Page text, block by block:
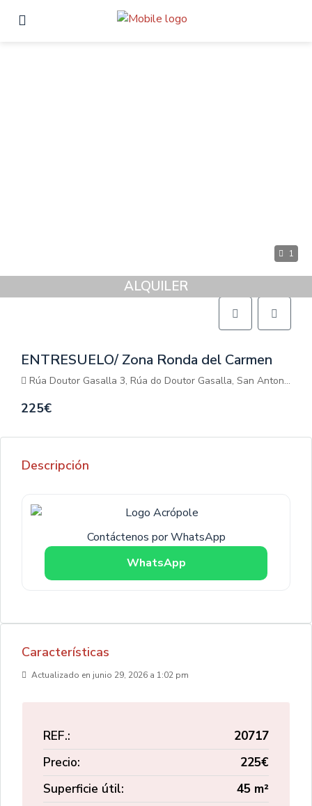
1
ALQUILER
ENTRESUELO/ Zona Ronda del Carmen
Rúa Doutor Gasalla 3, Rúa do Doutor Gasalla, San Antonio, Lugo, Galicia, 27004, España
225€
Descripción
Contáctenos por WhatsApp
WhatsApp
Características
Actualizado en junio 29, 2026 a 1:02 pm
REF.:
20717
Precio:
225€
Superficie útil:
45 m²